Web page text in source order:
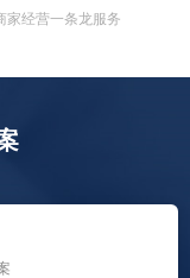
家经营一条龙服务